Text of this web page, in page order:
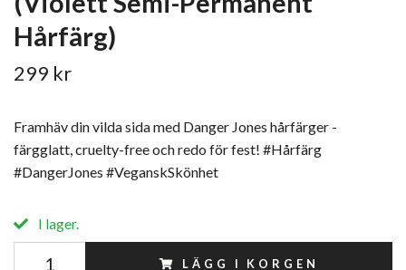
Hårfärg)
299 kr
Framhäv din vilda sida med Danger Jones hårfärger -
färgglatt, cruelty-free och redo för fest! #Hårfärg
#DangerJones #VeganskSkönhet
I lager.
LÄGG I KORGEN